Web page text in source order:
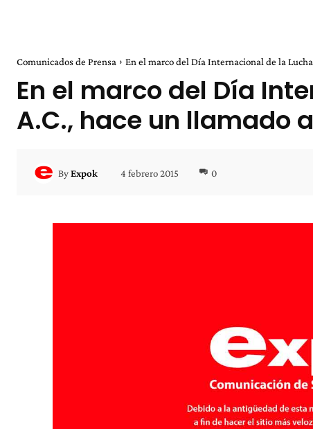
Comunicados de Prensa En el marco del Día Internacional de la
En el marco del Día
A.C., hace un llamado
ByExpok 4 febrero 2015 0